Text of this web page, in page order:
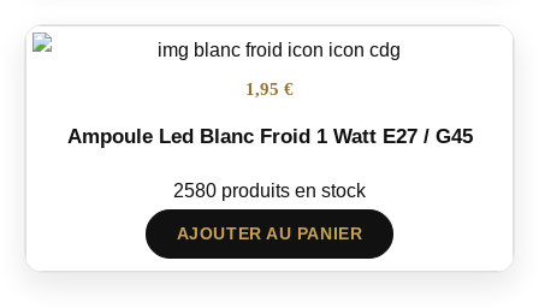
1,95 €
Ampoule Led Blanc Froid 1 Watt E27 / G45
2580 produits en stock
AJOUTER AU PANIER